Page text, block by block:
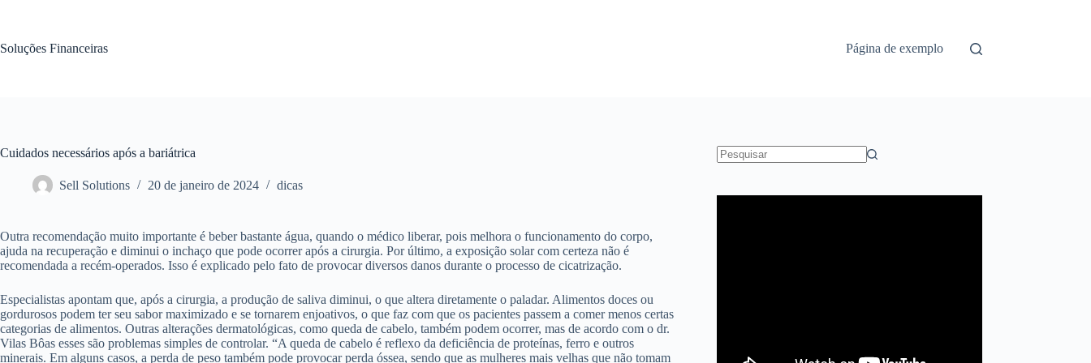
conteúdo
Soluções Financeiras Página de exemplo
Cuidados necessários após a bariátrica
Sell Solutions 20 de janeiro de 2024 dicas
Outra recomendação muito importante é beber bastante água, quando o médico liberar, pois melhora o funcionamento do corpo,
ajuda na recuperação e diminui o inchaço que pode ocorrer após a cirurgia. Por último, a exposição solar com certeza não é
recomendada a recém-operados. Isso é explicado pelo fato de provocar diversos danos durante o processo de cicatrização.
Especialistas apontam que, após a cirurgia, a produção de saliva diminui, o que altera diretamente o paladar. Alimentos doces ou
gordurosos podem ter seu sabor maximizado e se tornarem enjoativos, o que faz com que os pacientes passem a comer menos certas
categorias de alimentos. Outras alterações dermatológicas, como queda de cabelo, também podem ocorrer, mas de acordo com o dr.
Vilas Bôas esses são problemas simples de controlar. “A queda de cabelo é reflexo da deficiência de proteínas, ferro e outros
minerais. Em alguns casos, a perda de peso também pode provocar perda óssea, sendo que as mulheres mais velhas que não tomam